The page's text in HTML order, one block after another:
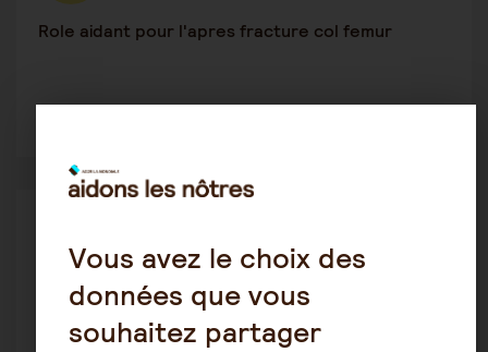
Role aidant pour l'apres fracture col femur
La vie en établissement spécialisé
26 décembre 2023 17:12
Évolution maladie alzheimer
Vous avez le choix des
données que vous
souhaitez partager